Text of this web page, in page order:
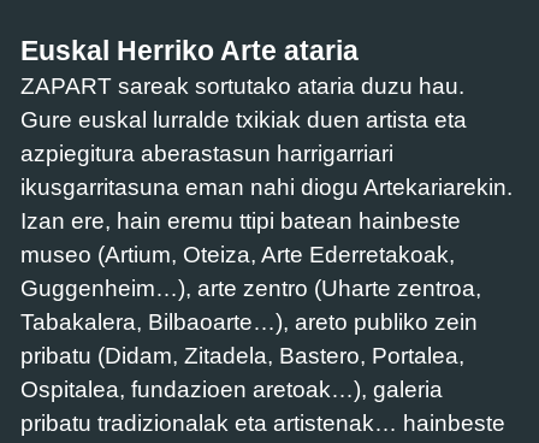
Euskal Herriko Arte ataria
ZAPART sareak sortutako ataria duzu hau.
Gure euskal lurralde txikiak duen artista eta
azpiegitura aberastasun harrigarriari
ikusgarritasuna eman nahi diogu Artekariarekin.
Izan ere, hain eremu ttipi batean hainbeste
museo (Artium, Oteiza, Arte Ederretakoak,
Guggenheim…), arte zentro (Uharte zentroa,
Tabakalera, Bilbaoarte…), areto publiko zein
pribatu (Didam, Zitadela, Bastero, Portalea,
Ospitalea, fundazioen aretoak…), galeria
pribatu tradizionalak eta artistenak… hainbeste